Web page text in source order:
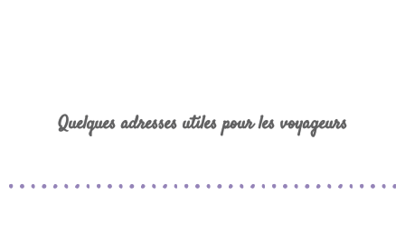
Quelques adresses utiles pour les voyageurs